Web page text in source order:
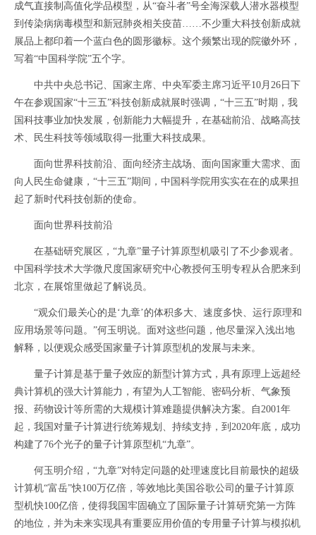
成气直接制高值化学品模型，从“奋斗者”号全海深载人潜水器模型
到传染病病毒模型和新冠肺炎相关疫苗……不少重大科技创新成就
展品上都印着一个蓝白色的圆形徽标。这个频繁出现的院徽外环，
写着“中国科学院”五个字。
中共中央总书记、国家主席、中央军委主席习近平10月26日下
午在参观国家“十三五”科技创新成就展时强调，“十三五”时期，我
国科技事业加快发展，创新能力大幅提升，在基础前沿、战略高技
术、民生科技等领域取得一批重大科技成果。
面向世界科技前沿、面向经济主战场、面向国家重大需求、面
向人民生命健康，“十三五”期间，中国科学院用实实在在的成果担
起了新时代科技创新的使命。
面向世界科技前沿
在基础研究展区，“九章”量子计算原型机吸引了不少参观者。
中国科学技术大学微尺度国家研究中心教授何玉明专程从合肥来到
北京，在展馆里做起了解说员。
“观众们最关心的是‘九章’的体积多大、速度多快、运行原理和
应用场景等问题。”何玉明说。面对这些问题，他尽量深入浅出地
解释，以便观众感受国家量子计算原型机的发展与未来。
量子计算是基于量子效应的新型计算方式，具有原理上远超经
典计算机的强大计算能力，有望为人工智能、密码分析、气象预
报、药物设计等所需的大规模计算难题提供解决方案。自2001年
起，我国对量子计算进行统筹规划、持续支持，到2020年底，成功
构建了76个光子的量子计算原型机“九章”。
何玉明介绍，“九章”对特定问题的处理速度比目前最快的超级
计算机“富岳”快100万亿倍，等效地比美国谷歌公司的量子计算原
型机快100亿倍，使得我国牢固确立了国际量子计算研究第一方阵
的地位，并为未来实现具有重要应用价值的专用量子计算与模拟机